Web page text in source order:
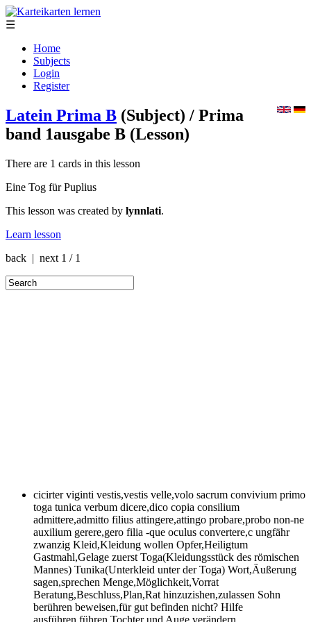
☰
Home
Subjects
Login
Register
Latein Prima B (Subject) / Prima
band 1ausgabe B (Lesson)
There are 1 cards in this lesson
Eine Tog für Puplius
This lesson was created by lynnlati.
Learn lesson
back | next 1 / 1
cicirter viginti vestis,vestis velle,volo sacrum convivium primo
toga tunica verbum dicere,dico copia consilium
admittere,admitto filius attingere,attingo probare,probo non-ne
auxilium gerere,gero filia -que oculus convertere,c ungfähr
zwanzig Kleid,Kleidung wollen Opfer,Heiligtum
Gastmahl,Gelage zuerst Toga(Kleidungsstück des römischen
Mannes) Tunika(Unterkleid unter der Toga) Wort,Äußerung
sagen,sprechen Menge,Möglichkeit,Vorrat
Beratung,Beschluss,Plan,Rat hinzuzishen,zulassen Sohn
berühren beweisen,für gut befinden nicht? Hilfe
ausführen,führen Tochter und Auge verändern,